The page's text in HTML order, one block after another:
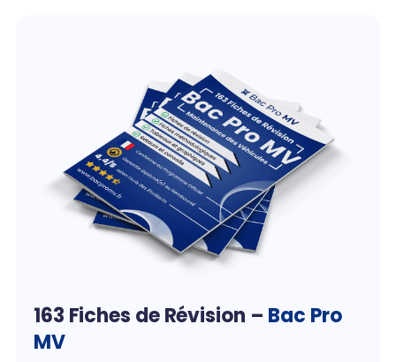
163 Fiches de Révision – Bac Pro
MV